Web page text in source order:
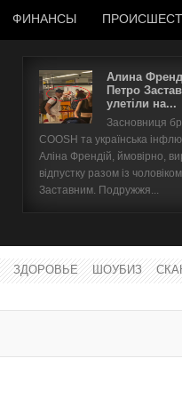
ФИНАНСЫ
Алина
Петро
улетіли на...
Засновниця
COOSH та українська
Аліна Френдій, ймовірно,
відпустку разом із
Заставним. Подружжя...
ЗДОРОВЬЕ ШОУБИЗ